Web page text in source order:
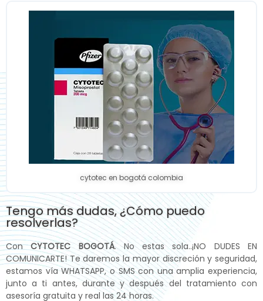
cytotec en bogotá colombia
Tengo más dudas, ¿Cómo puedo
resolverlas?
ConCYTOTEC BOGOTÁ. No estas sola..¡NO DUDES EN
COMUNICARTE! Te daremos la mayor discreción y seguridad,
estamos vía WHATSAPP, o SMS con una amplia experiencia,
junto a ti antes, durante y después del tratamiento con
asesoría gratuita y real las 24 horas.